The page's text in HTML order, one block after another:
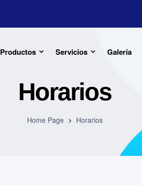
Productos Servicios Galería
Horarios
Home Page Horarios